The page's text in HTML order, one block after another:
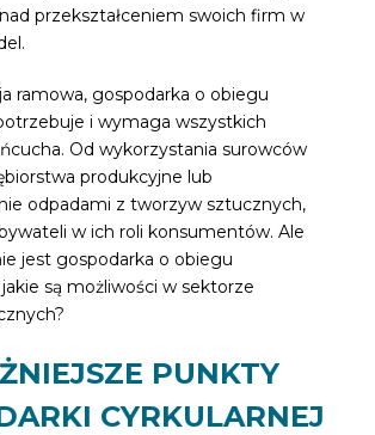
przekształceniem swoich firm w
ramowa, gospodarka o obiegu
i wymaga wszystkich
Od wykorzystania surowców
produkcyjne lub
odpadami z tworzyw sztucznych,
w ich roli konsumentów. Ale
jest gospodarka o obiegu
są możliwości w sektorze
PUNKTY
CYRKULARNEJ